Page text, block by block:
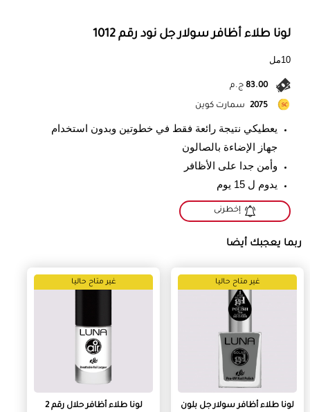
لونا طلاء أظافر سولار جل نود رقم 1012
10مل
83.00 ج.م
2075 سمارت كوين
يعطيكي نتيجة رائعة فقط في خطوتين وبدون استخدام
جهاز الإضاءة بالصالون
وأمن جدا على الأظافر
يدوم ل 15 يوم
إخطرنى
ربما يعجبك أيضا
غير متاح حاليا
لونا طلاء أظافر سولار جل بلون
غير متاح حاليا
لونا طلاء أظافر حلال رقم 2